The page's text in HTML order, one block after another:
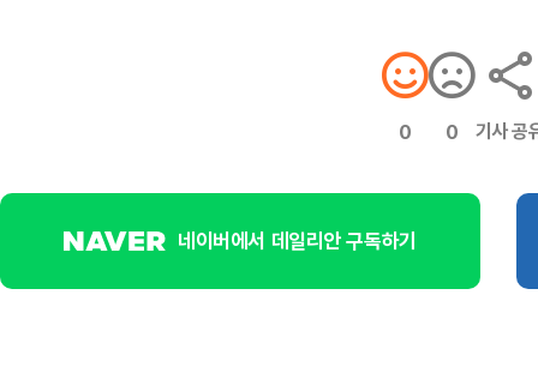
0 0 기사 공
네이버에서 데일리안 구독하기